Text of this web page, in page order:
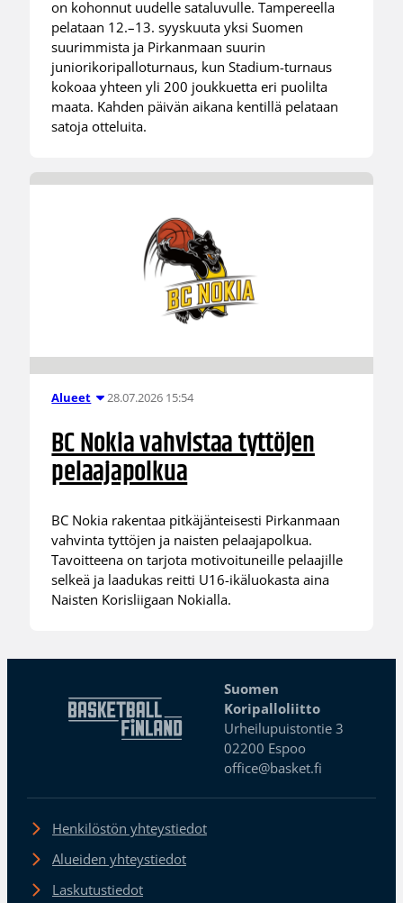
on kohonnut uudelle sataluvulle. Tampereella
pelataan 12.–13. syyskuuta yksi Suomen
suurimmista ja Pirkanmaan suurin
juniorikoripalloturnaus, kun Stadium-turnaus
kokoaa yhteen yli 200 joukkuetta eri puolilta
maata. Kahden päivän aikana kentillä pelataan
satoja otteluita.
Alueet 28.07.2026 15:54
BC Nokia vahvistaa tyttöjen
pelaajapolkua
BC Nokia rakentaa pitkäjänteisesti Pirkanmaan
vahvinta tyttöjen ja naisten pelaajapolkua.
Tavoitteena on tarjota motivoituneille pelaajille
selkeä ja laadukas reitti U16-ikäluokasta aina
Naisten Korisliigaan Nokialla.
Suomen
Koripalloliitto
Urheilupuistontie 3
02200 Espoo
office@basket.fi
Henkilöstön yhteystiedot
Alueiden yhteystiedot
Laskutustiedot